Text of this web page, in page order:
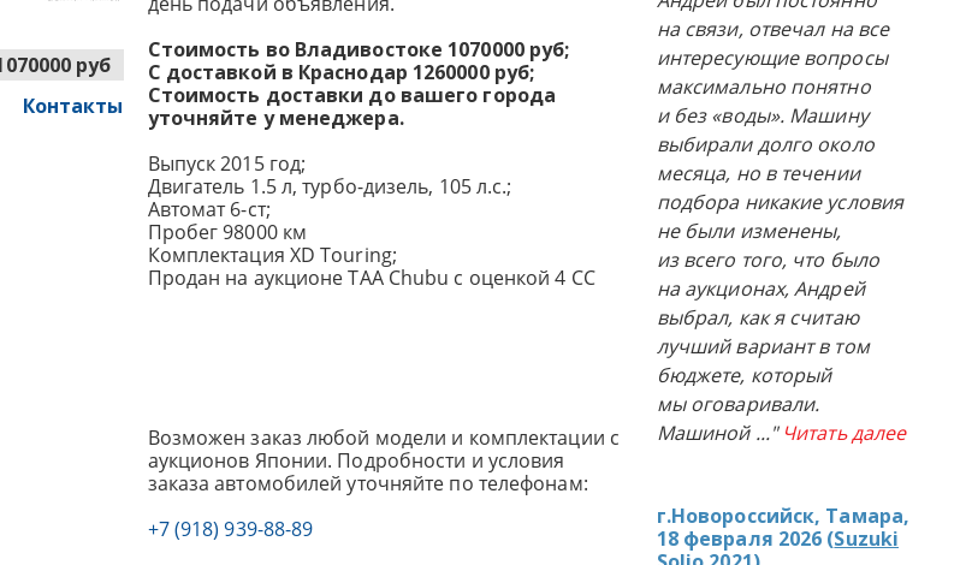
руб
Контакты
Стоимость во Владивостоке 1070000 руб;
С доставкой в Краснодар 1260000 руб;
Стоимость доставки до вашего города
уточняйте у менеджера.
Выпуск 2015 год;
Двигатель 1.5 л, турбо-дизель, 105 л.с.;
Автомат 6-ст;
Пробег 98000 км
Комплектация XD Touring;
Продан на аукционе TAA Chubu с оценкой 4 CC
Возможен заказ любой модели и комплектации с
аукционов Японии. Подробности и условия
заказа автомобилей уточняйте по телефонам:
+7 (918) 939-88-89
на связи, отвечал на все
интересующие вопросы
максимально понятно
и без «воды». Машину
выбирали долго около
месяца, но в течении
подбора никакие условия
не были изменены,
из всего того, что было
на аукционах, Андрей
выбрал, как я считаю
лучший вариант в том
бюджете, который
мы оговаривали.
Машиной ..." Читать далее
г.Новороссийск, Тамара,
18 февраля 2026 (Suzuki